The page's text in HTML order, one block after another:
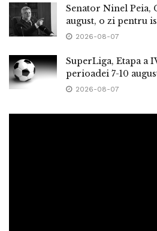
Senator Ninel Peia,
august, o zi pentru
2026-08-07
SuperLiga, Etapa a
perioadei 7-10
2026-08-07